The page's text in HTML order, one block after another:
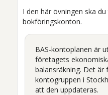
I den här övningen ska
bokföringskonton.
BAS-kontoplanen är
företagets
balansräkning. Det är
kontogruppen i
att den uppdateras.